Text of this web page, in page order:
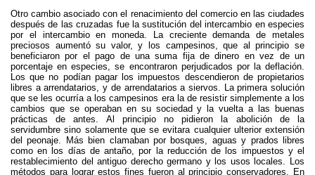
Otro cambio asociado con el renacimiento del comercio en las ciudades
después de las cruzadas fue la sustitución del intercambio en especies
por el intercambio en moneda. La creciente demanda de metales
preciosos aumentó su valor, y los campesinos, que al principio se
beneficiaron por el pago de una suma fija de dinero en vez de un
porcentaje en especies, se encontraron perjudicados por la deflación.
Los que no podían pagar los impuestos descendieron de propietarios
libres a arrendatarios, y de arrendatarios a siervos. La primera solución
que se les ocurría a los campesinos era la de resistir simplemente a los
cambios que se operaban en su sociedad y la vuelta a las buenas
prácticas de antes. Al principio no pidieron la abolición de la
servidumbre sino solamente que se evitara cualquier ulterior extensión
del peonaje. Más bien clamaban por bosques, aguas y prados libres
como en los días de antaño, por la reducción de los impuestos y el
restablecimiento del antiguo derecho germano y los usos locales. Los
métodos para lograr estos fines fueron al principio conservadores. En